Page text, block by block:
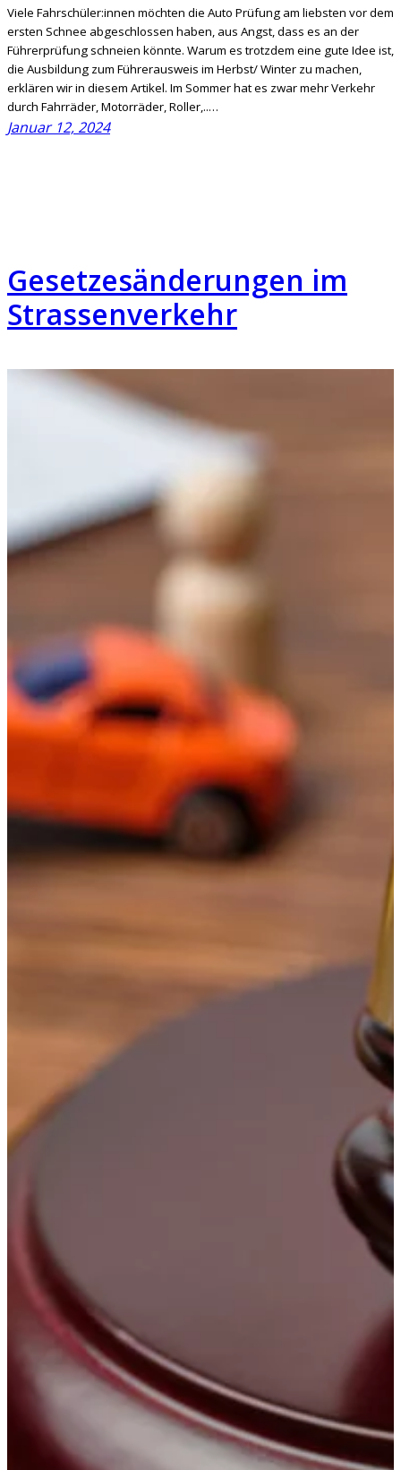
Viele Fahrschüler:innen möchten die Auto Prüfung am liebsten vor dem
ersten Schnee abgeschlossen haben, aus Angst, dass es an der
Führerprüfung schneien könnte. Warum es trotzdem eine gute Idee ist,
die Ausbildung zum Führerausweis im Herbst/ Winter zu machen,
erklären wir in diesem Artikel. Im Sommer hat es zwar mehr Verkehr
durch Fahrräder, Motorräder, Roller,..…
Januar 12, 2024
Gesetzesänderungen im
Strassenverkehr